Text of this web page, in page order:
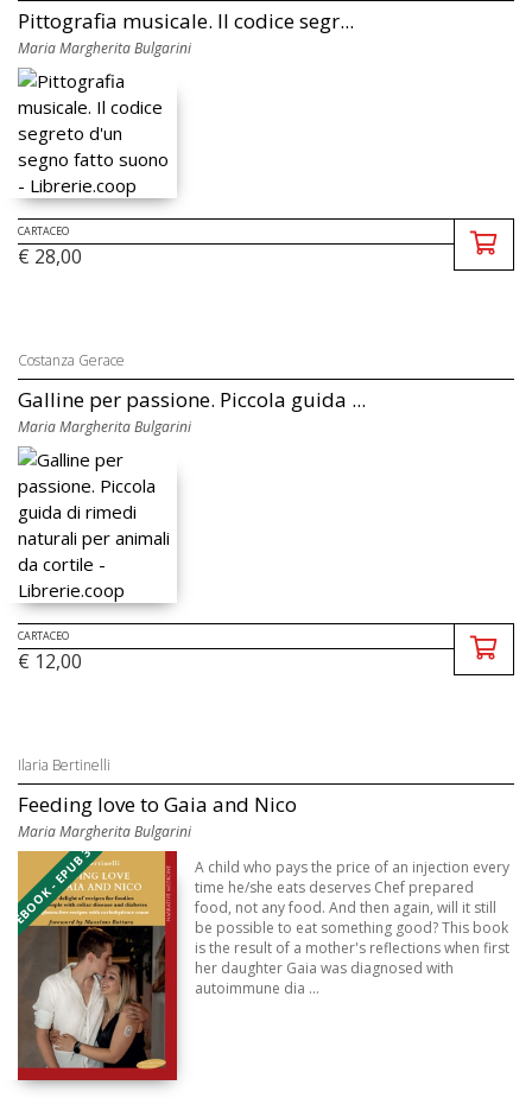
Pittografia musicale. Il codice segr...
Maria Margherita Bulgarini
CARTACEO
€ 28,00
Costanza Gerace
Galline per passione. Piccola guida ...
Maria Margherita Bulgarini
CARTACEO
€ 12,00
Ilaria Bertinelli
Feeding love to Gaia and Nico
Maria Margherita Bulgarini
EBOOK - EPUB 3
A child who pays the price of an injection every
time he/she eats deserves Chef prepared
food, not any food. And then again, will it still
be possible to eat something good? This book
is the result of a mother's reflections when first
her daughter Gaia was diagnosed with
autoimmune dia ...